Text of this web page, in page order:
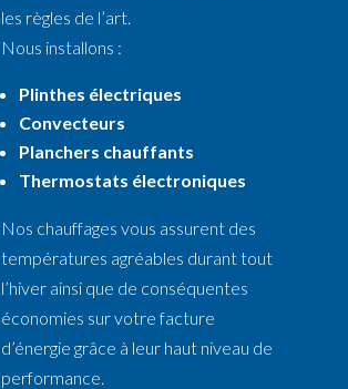
les règles de l’art.
Nous installons :
Plinthes électriques
Convecteurs
Planchers chauffants
Thermostats électroniques
Nos chauffages vous assurent des
températures agréables durant tout
l’hiver ainsi que de conséquentes
économies sur votre facture
d’énergie grâce à leur haut niveau de
performance.